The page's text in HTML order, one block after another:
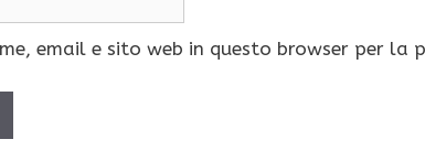
email e sito web in questo browser per la